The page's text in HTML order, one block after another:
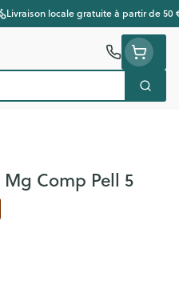
Livraison locale gratuite à partir de 50
Comp Pell 5